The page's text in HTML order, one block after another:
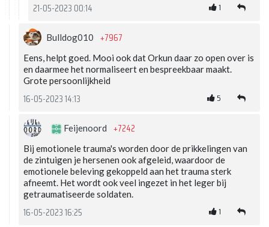
21-05-2023 00:14 1
Bulldog010 +7967
Eens, helpt goed. Mooi ook dat Orkun daar zo open over is
en daarmee het normaliseert en bespreekbaar maakt.
Grote persoonlijkheid
16-05-2023 14:13 5
Feijenoord +7242
Bij emotionele trauma's worden door de prikkelingen van
de zintuigen je hersenen ook afgeleid, waardoor de
emotionele beleving gekoppeld aan het trauma sterk
afneemt. Het wordt ook veel ingezet in het leger bij
getraumatiseerde soldaten.
16-05-2023 16:25 1